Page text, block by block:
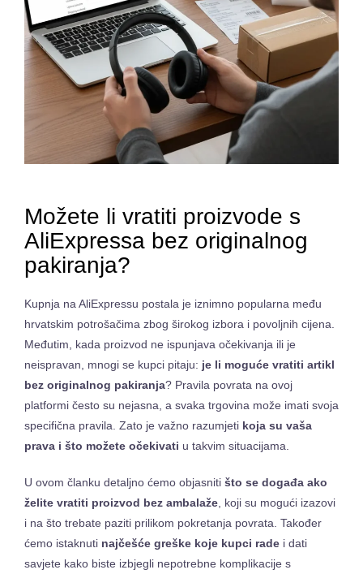
Možete li vratiti proizvode s
AliExpressa bez originalnog
pakiranja?
Kupnja na AliExpressu postala je iznimno popularna među
hrvatskim potrošačima zbog širokog izbora i povoljnih cijena.
Međutim, kada proizvod ne ispunjava očekivanja ili je
neispravan, mnogi se kupci pitaju: je li moguće vratiti artikl
bez originalnog pakiranja? Pravila povrata na ovoj
platformi često su nejasna, a svaka trgovina može imati svoja
specifična pravila. Zato je važno razumjeti koja su vaša
prava i što možete očekivati u takvim situacijama.
U ovom članku detaljno ćemo objasniti što se događa ako
želite vratiti proizvod bez ambalaže , koji su mogući izazovi
i na što trebate paziti prilikom pokretanja povrata. Također
ćemo istaknuti najčešće greške koje kupci rade i dati
savjete kako biste izbjegli nepotrebne komplikacije s